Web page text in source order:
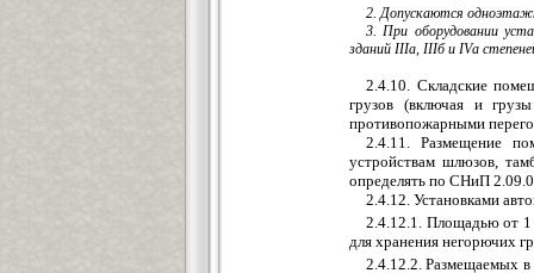
2. Допускаются
3. При оборудовании
зданий IIIа, IIIб и IVа
2.4.10. Складские
грузов (включая и
противопожарными
2.4.11. Размещение
устройствам шлюзов,
определять по СНиП
2.4.12. Установками
2.4.12.1. Площадью от
для хранения негорючих
2.4.12.2. Размещаемых